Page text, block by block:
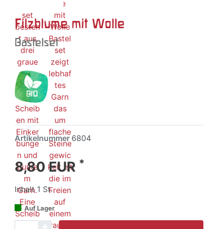
Filzblume mit Wolle
Bastelset
Artikelnummer 6804
8,80 EUR *
Inhalt 1 St.
Auf Lager